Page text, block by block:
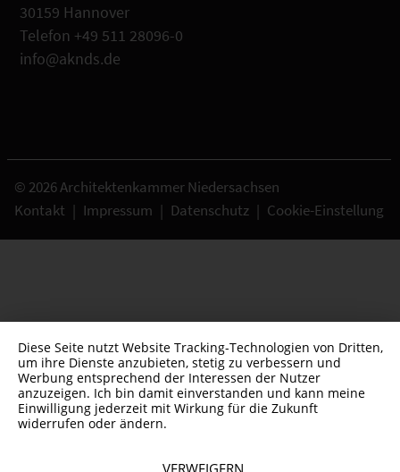
30159 Hannover
Telefon +49 511 28096-0
info@aknds.de
© 2026 Architektenkammer Niedersachsen
Kontakt | Impressum | Datenschutz | Cookie-Einstellung
Diese Seite nutzt Website Tracking-Technologien von Dritten,
um ihre Dienste anzubieten, stetig zu verbessern und
Werbung entsprechend der Interessen der Nutzer
anzuzeigen. Ich bin damit einverstanden und kann meine
Einwilligung jederzeit mit Wirkung für die Zukunft
widerrufen oder ändern.
VERWEIGERN